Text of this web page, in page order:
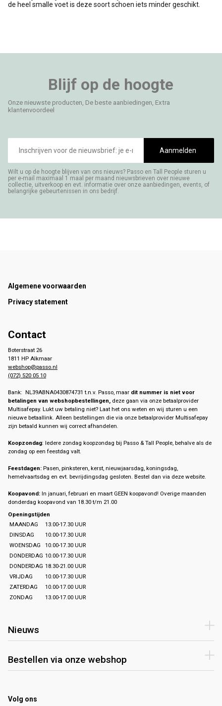
de heel smalle voet is deze soort schoen iets minder geschikt.
Blijf op de hoogte
Onze nieuwste producten, De beste aanbiedingen, Extra
klantenvoordeel
mailadres
Aanmelden
Wilt u op de hoogte blijven van ons nieuws? Passo en Tall People sturen u
per e-mail maximaal 1 maal per maand nieuwsbrieven over nieuwe
collectie, uitverkoop en evt. informatie over onze aanbiedingen, events, of
belangrijke gebeurtenissen in ons bedrijf.
Footer
Algemene voorwaarden
Privacy statement
Contact
Boterstraat 26
1811 HP Alkmaar
webshop@passo.nl
(072) 520 05 10
Bank: NL39ABNA0430874731 t.n.v. Passo, maar dit nummer is niet voor
betalingen van webshopbestellingen, deze gaan via onze betaalprovider
Multisafepay. Lukt uw betaling niet? Laat het ons weten en wij sturen u een
nieuwe betaallink. Alleen bestellingen die via onze betaalprovider Multisafepay
zijn betaald kunnen wij correct afhandelen.
Koopzondag: Iedere zondag koopzondag bij Passo & Tall People, behalve als de
zondag op een feestdag valt.
Feestdagen: Pasen, pinksteren, kerst, nieuwjaarsdag, koningsdag,
hemelvaartsdag en evt. bevrijdingsdag gesloten. Bestel dan via deze website.
Koopavond: In januari, februari en maart GEEN koopavond! Overige maanden
donderdag koopavond van 18.30 t/m 21.00
Openingstijden
MAANDAG
13.00-17.30 UUR
DINSDAG
10.00-17.30 UUR
WOENSDAG
10.00-17.30 UUR
DONDERDAG 10.00-17.30 UUR
DONDERDAG 18.30-21.00 UUR
VRIJDAG
10.00-17.30 UUR
ZATERDAG
10.00-17.00 UUR
ZONDAG
13.00-17.00 UUR
Nieuws
Bestellen via onze webshop
Volg ons